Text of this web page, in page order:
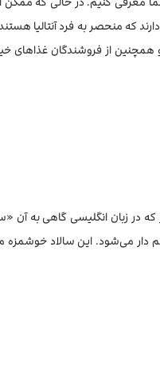
که منحصر به فرد آنتالیا
همچنین از فروشندگان غذاهای
در زبان انگلیسی گاهی به آن
دار می‌شود. این سالاد خوشمزه